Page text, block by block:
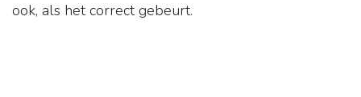
ook, als het correct gebeurt.